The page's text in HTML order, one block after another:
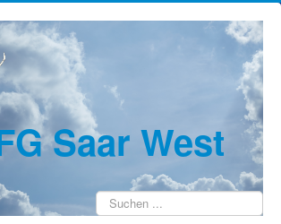
Saar West
Suchen
...